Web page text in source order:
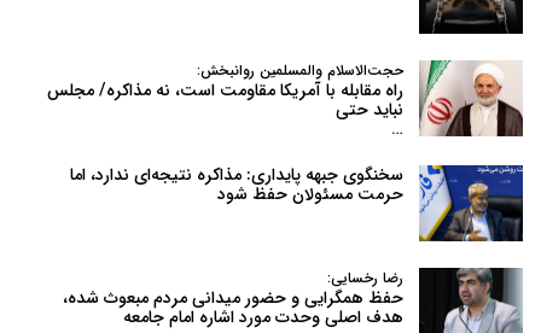
حجت‌الاسلام والمسلمین روانبخش:
راه مقابله با آمریکا مقاومت است، نه مذاکره/ مجلس
نباید حتی
…
سخنگوی جبهه پایداری: مذاکره نتیجه‌ای ندارد، اما
حرمت مسئولان حفظ شود
رضا رخسایی:
حفظ همگرایی و حضور میدانی مردم مبعوث شده،
هدف اصلی وحدت مورد اشاره امام جامعه